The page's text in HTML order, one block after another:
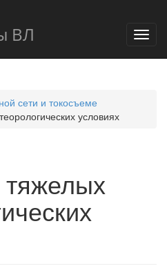
ВЛ
сети и токосъеме
условиях